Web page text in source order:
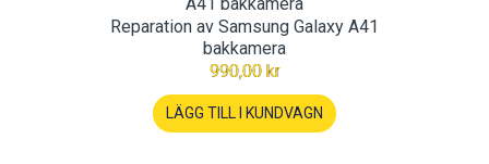
Reparation av Samsung Galaxy A41
bakkamera
990,00 kr
LÄGG TILL I KUNDVAGN